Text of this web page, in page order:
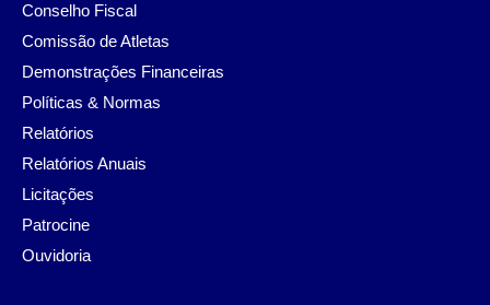
Conselho Fiscal
Comissão de Atletas
Demonstrações Financeiras
Políticas & Normas
Relatórios
Relatórios Anuais
Licitações
Patrocine
Ouvidoria